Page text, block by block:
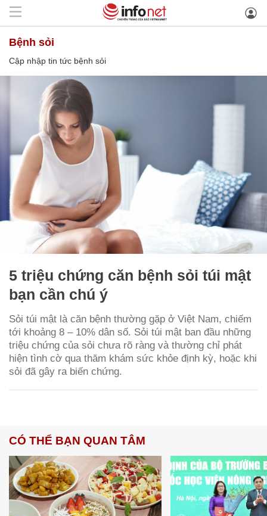
bệnh sỏi
Cập nhập tin tức bệnh sỏi
5 triệu chứng căn bệnh sỏi túi mật
bạn cần chú ý
Sỏi túi mật là căn bệnh thường gặp ở Việt Nam, chiếm
tới khoảng 8 – 10% dân số. Sỏi túi mật ban đầu những
triệu chứng của sỏi chưa rõ ràng và thường chỉ phát
hiện tình cờ qua thăm khám sức khỏe định kỳ, hoặc khi
sỏi đã gây ra biến chứng.
CÓ THỂ BẠN QUAN TÂM